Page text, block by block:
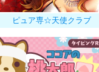
ピュア専☆天使クラブ